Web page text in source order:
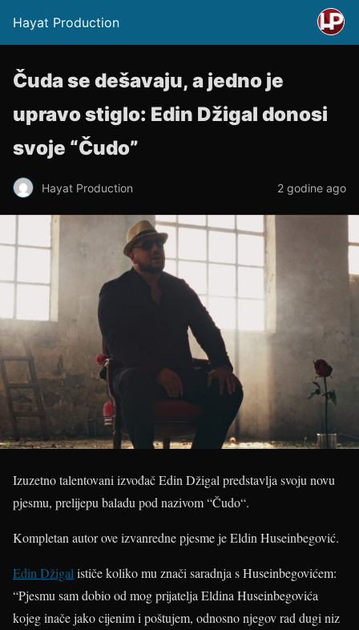
Hayat Production
Čuda se dešavaju, a jedno je
upravo stiglo: Edin Džigal donosi
svoje “Čudo”
Hayat Production 2 godine ago
Izuzetno talentovani izvođač Edin Džigal predstavlja svoju novu
pjesmu, prelijepu baladu pod nazivom “Čudo“.
Kompletan autor ove izvanredne pjesme je Eldin Huseinbegović.
Edin Džigal ističe koliko mu znači saradnja s Huseinbegovićem:
“Pjesmu sam dobio od mog prijatelja Eldina Huseinbegovića
kojeg inače jako cijenim i poštujem, odnosno njegov rad dugi niz